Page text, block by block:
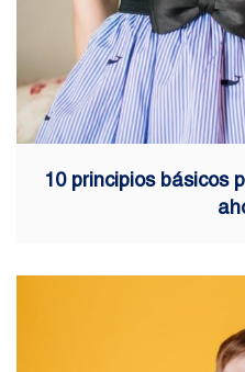
10 principios básicos